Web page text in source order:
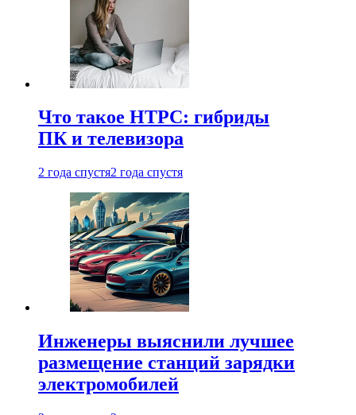
Что такое HTPC: гибриды
ПК и телевизора
2 года спустя2 года спустя
Инженеры выяснили лучшее
размещение станций зарядки
электромобилей